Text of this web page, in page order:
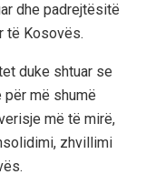
dhe padrejtësitë
të Kosovës.
duke shtuar se
më shumë
më të mirë,
zhvillimi